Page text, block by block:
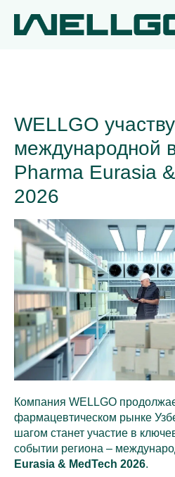
WELLGO
международной
Pharma Eurasia
2026
Компания WELLGO
фармацевтическом рынке
шагом станет участие в
событии региона –
Eurasia & MedTech 2026.